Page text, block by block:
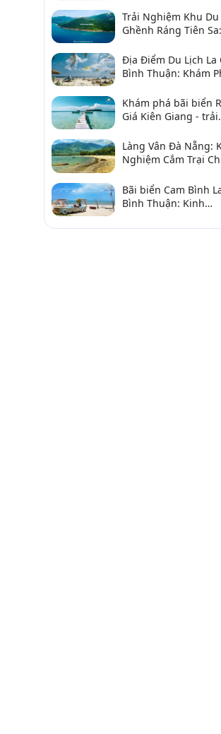
Vời
Trải Nghiệm Khu Du
Ghềnh Ráng Tiên Sa:
Qua
Địa Điểm Du Lịch La
Bình Thuận: Khám
2026
Khám phá bãi biển
Giá Kiên Giang - trải
Làng Vân Đà Nẵng:
Nghiệm Cắm Trại
Bãi biển Cam Bình
Bình Thuận: Kinh
sản, điểm gần